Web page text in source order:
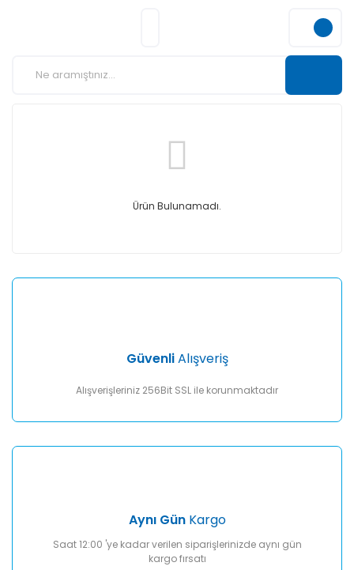
Ürün Bulunamadı.
GüvenliAlışveriş
Alışverişleriniz 256Bit SSL ile korunmaktadır
Aynı GünKargo
Saat 12:00 'ye kadar verilen siparişlerinizde aynı gün
kargo fırsatı